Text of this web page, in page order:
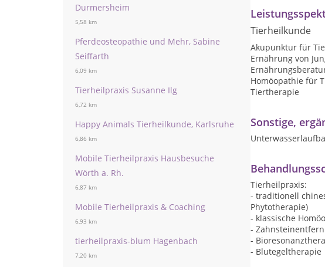
Durmersheim
5,58 km
Pferdeosteopathie und Mehr, Sabine
Seiffarth
6,09 km
Tierheilpraxis Susanne Ilg
6,72 km
Happy Animals Tierheilkunde, Karlsruhe
6,86 km
Mobile Tierheilpraxis Hausbesuche
Wörth a. Rh.
6,87 km
Mobile Tierheilpraxis & Coaching
6,93 km
tierheilpraxis-blum Hagenbach
7,20 km
Tierheilkunde
Akupunktur für
Ernährung von
Homöopathie für
Tiertherapie
Sonstige,
Tierheilpraxis:
- traditionell
Phytotherapie)
- klassische
-
-
- Blutegeltherapie